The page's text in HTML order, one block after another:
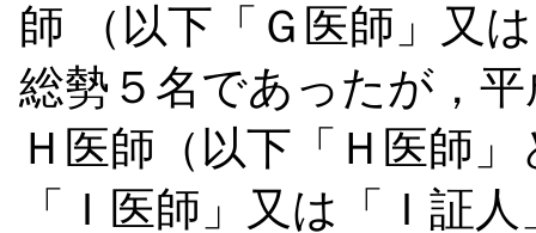
師
（以下「Ｇ医師」又
総勢５名であったが，
Ｈ医師（以下「Ｈ医師
「Ｉ医師」又は「Ｉ証